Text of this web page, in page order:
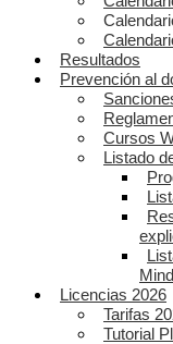
Resultados
Prevención al
Cursos
Listado
Licencias 2026
Tarifas
Tutorial